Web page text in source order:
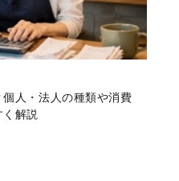
人・法人の種類や消費
解説